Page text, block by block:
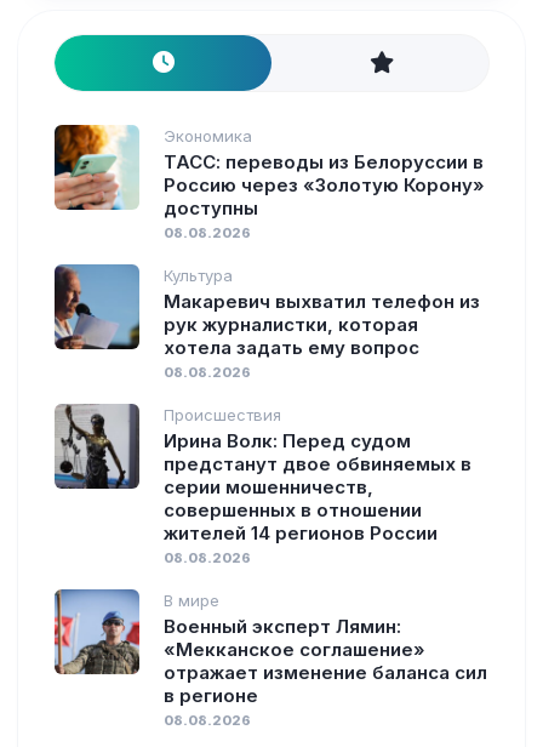
Экономика
ТАСС: переводы из Белоруссии в
Россию через «Золотую Корону»
доступны
08.08.2026
Культура
Макаревич выхватил телефон из
рук журналистки, которая
хотела задать ему вопрос
08.08.2026
Происшествия
Ирина Волк: Перед судом
предстанут двое обвиняемых в
серии мошенничеств,
совершенных в отношении
жителей 14 регионов России
08.08.2026
В мире
Военный эксперт Лямин:
«Мекканское соглашение»
отражает изменение баланса сил
в регионе
08.08.2026